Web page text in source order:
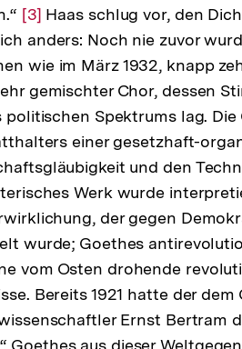
Zur
Auflösung
der
Fußnote
[3] Haas schlug vor, den
anders: Noch nie zuvor
wie im März 1932, knapp
gemischter Chor, dessen
politischen Spektrums lag.
einer gesetzhaft-
und den
Werk wurde
der gegen
wurde; Goethes
vom Osten drohende
Bereits 1921 hatte der
Ernst Bertram